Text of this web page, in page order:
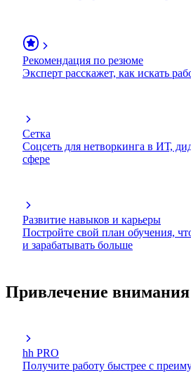
Рекомендация по резюме
Эксперт расскажет, как искать
Сетка
Соцсеть для нетворкинга в ИТ,
сфере
Развитие навыков и карьеры
Постройте свой план обучения,
и зарабатывать больше
Привлечение внимания
hh PRO
Получите работу быстрее с